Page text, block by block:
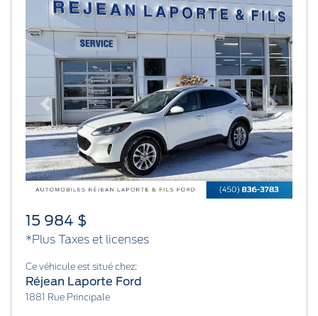
Previous Next
15 984 $
*Plus Taxes et licenses
Ce véhicule est situé chez:
Réjean Laporte Ford
1881 Rue Principale